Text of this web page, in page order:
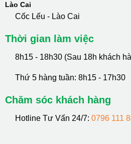
Lào Cai
Cốc Lếu - Lào Cai
Thời gian làm việc
8h15 - 18h30 (Sau 18h khách
Thứ 5 hàng tuần: 8h15 - 17h30
Chăm sóc khách hàng
Hotline Tư Vấn 24/7: 0796 111